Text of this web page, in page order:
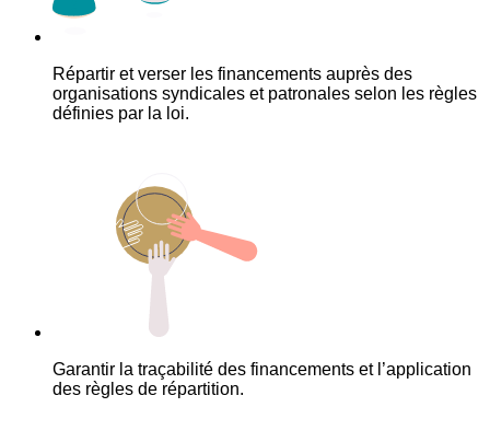
Répartir et verser les financements auprès des
organisations syndicales et patronales selon les règles
définies par la loi.
Garantir la traçabilité des financements et l’application
des règles de répartition.